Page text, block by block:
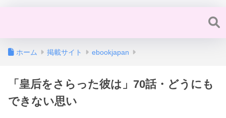
ホーム 掲載サイト ebookjapan
「皇后をさらった彼は」70話・どうにも
できない思い